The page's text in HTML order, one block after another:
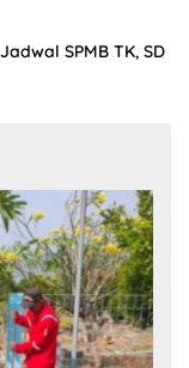
SPMB TK, SD